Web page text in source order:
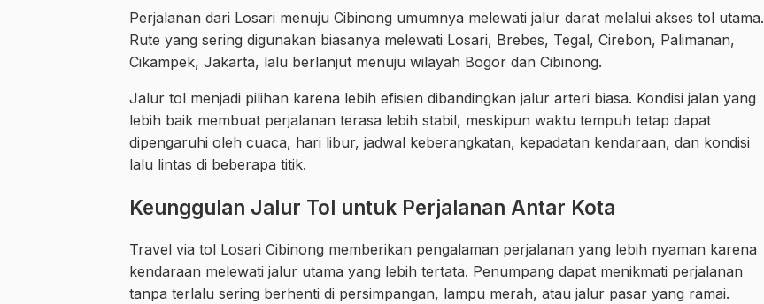
Perjalanan dari Losari menuju Cibinong umumnya melewati jalur darat melalui akses tol utama.
Rute yang sering digunakan biasanya melewati Losari, Brebes, Tegal, Cirebon, Palimanan,
Cikampek, Jakarta, lalu berlanjut menuju wilayah Bogor dan Cibinong.
Jalur tol menjadi pilihan karena lebih efisien dibandingkan jalur arteri biasa. Kondisi jalan yang
lebih baik membuat perjalanan terasa lebih stabil, meskipun waktu tempuh tetap dapat
dipengaruhi oleh cuaca, hari libur, jadwal keberangkatan, kepadatan kendaraan, dan kondisi
lalu lintas di beberapa titik.
Keunggulan Jalur Tol untuk Perjalanan Antar Kota
Travel via tol Losari Cibinong memberikan pengalaman perjalanan yang lebih nyaman karena
kendaraan melewati jalur utama yang lebih tertata. Penumpang dapat menikmati perjalanan
tanpa terlalu sering berhenti di persimpangan, lampu merah, atau jalur pasar yang ramai.